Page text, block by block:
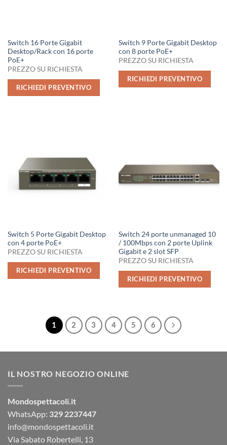
Switch 16 Porte Gigabit
Desktop/Rack con 16 porte
PoE+
PREZZO SU RICHIESTA
RICHIEDI PREVENTIVO
Switch 9 Porte Gigabit Desktop
con 8 porte PoE+
PREZZO SU RICHIESTA
RICHIEDI PREVENTIVO
Switch 5 Porte Gigabit Desktop
con 4 porte PoE+
PREZZO SU RICHIESTA
RICHIEDI PREVENTIVO
Switch 24 porte unmanaged 10
/ 100Mbps con 2 porte Uplink
Gigabit e 2 slot SFP
PREZZO SU RICHIESTA
RICHIEDI PREVENTIVO
1 2 3 4 5 6
IL NOSTRO NEGOZIO ONLINE
Mondospettacoli.it
WhatsApp: 329 2237447
info@mondospettacoli.it
Via Sabato Robertelli, 13